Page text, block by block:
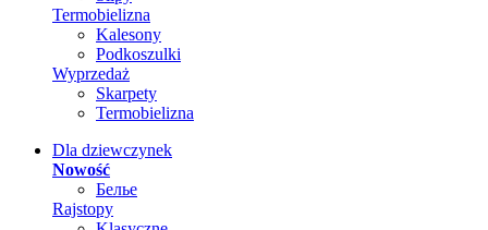
Termobielizna
Kalesony
Podkoszulki
Wyprzedaż
Skarpety
Termobielizna
Dla dziewczynek
Nowość
Белье
Rajstopy